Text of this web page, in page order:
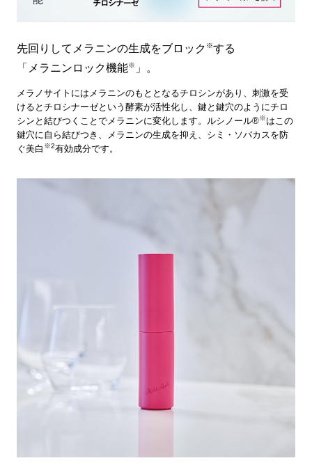
先回りしてメラニンの生成をブロック ※する
「メラニンロック機能※ 」。
メラノサイトにはメラニンのもととなるチロシンがあり、刺激を受
けるとチロシナーゼという酵素が活性化し、鍵と鍵穴のようにチロ
シンと結びつくことでメラニンに変化します。ルシノール®※はこの
鍵穴に自ら結びつき、メラニンの生成を抑え、シミ・ソバカスを防
ぐ美白 ※2有効成分です。